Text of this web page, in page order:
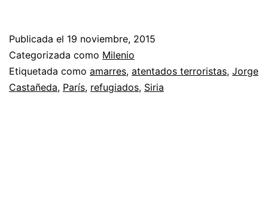
Publicada el 19 noviembre, 2015
Categorizada como Milenio
Etiquetada como amarres, atentados terroristas, Jorge
Castañeda, París, refugiados, Siria